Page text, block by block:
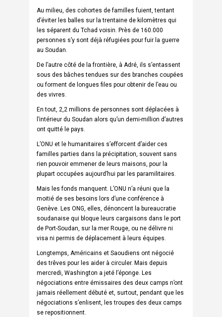
Au milieu, des cohortes de familles fuient, tentant
d’éviter les balles sur la trentaine de kilomètres qui
les séparent du Tchad voisin. Près de 160.000
personnes s’y sont déjà réfugiées pour fuir la guerre
au Soudan.
De l’autre côté de la frontière, à Adré, ils s’entassent
sous des bâches tendues sur des branches coupées
ou forment de longues files pour obtenir de l’eau ou
des vivres.
En tout, 2,2 millions de personnes sont déplacées à
l’intérieur du Soudan alors qu’un demi-million d’autres
ont quitté le pays.
L’ONU et le humanitaires s’efforcent d’aider ces
familles parties dans la précipitation, souvent sans
rien pouvoir emmener de leurs maisons, pour la
plupart occupées aujourd’hui par les paramilitaires.
Mais les fonds manquent. L’ONU n’a réuni que la
moitié de ses besoins lors d’une conférence à
Genève. Les ONG, elles, dénoncent la bureaucratie
soudanaise qui bloque leurs cargaisons dans le port
de Port-Soudan, sur la mer Rouge, ou ne délivre ni
visa ni permis de déplacement à leurs équipes.
Longtemps, Américains et Saoudiens ont négocié
des trêves pour les aider à circuler. Mais depuis
mercredi, Washington a jeté l’éponge. Les
négociations entre émissaires des deux camps n’ont
jamais réellement débuté et, surtout, pendant que les
négociations s’enlisent, les troupes des deux camps
se repositionnent.